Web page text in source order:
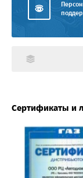
Сертификаты и